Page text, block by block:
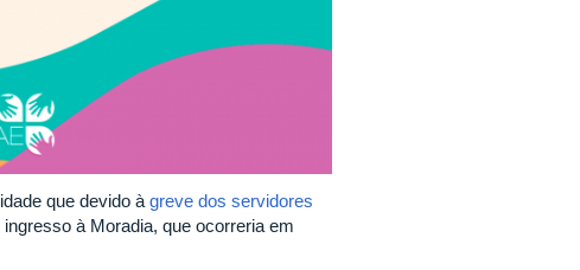
que devido à greve dos servidores
à Moradia, que ocorreria em